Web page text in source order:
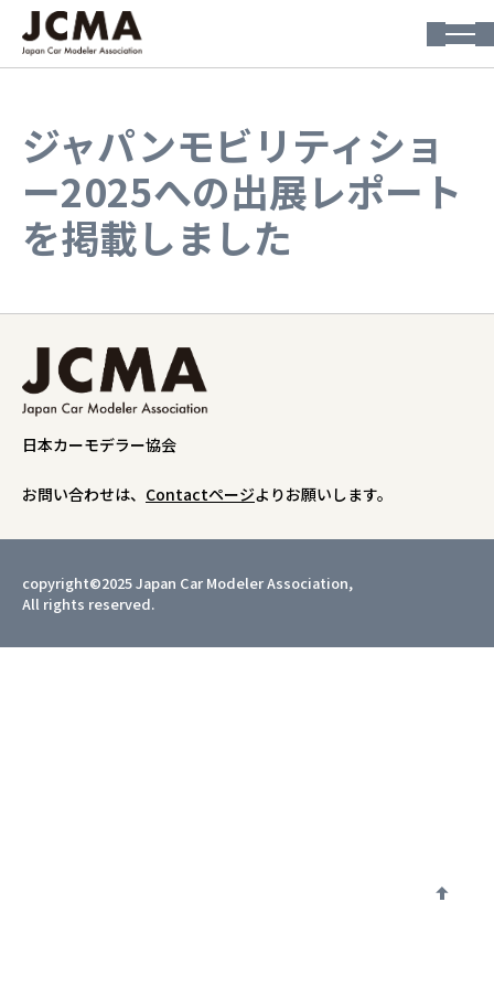
ジャパンモビリティショ
ー2025への出展レポート
を掲載しました
日本カーモデラー協会
お問い合わせは、 Contactページよりお願いします。
copyright©2025 Japan Car Modeler Association,
All rights reserved.